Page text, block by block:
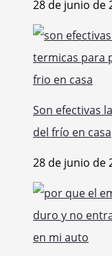
28 de junio de
Son efectivas
del frío en casa
28 de junio de